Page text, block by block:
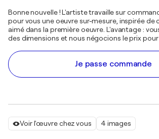
Voir l'œuvre chez vous 4 images
Bonne nouvelle ! L'artiste travaille sur
pour vous une oeuvre sur-mesure, inspirée de
aimé dans la première oeuvre. L'avantage :
des dimensions et nous négocions le prix pour
Je passe commande